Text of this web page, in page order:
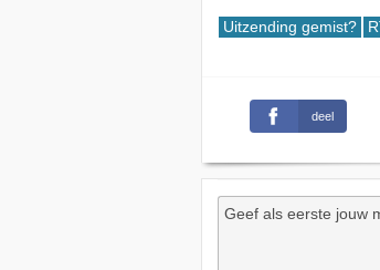
Uitzending gemist?
deel